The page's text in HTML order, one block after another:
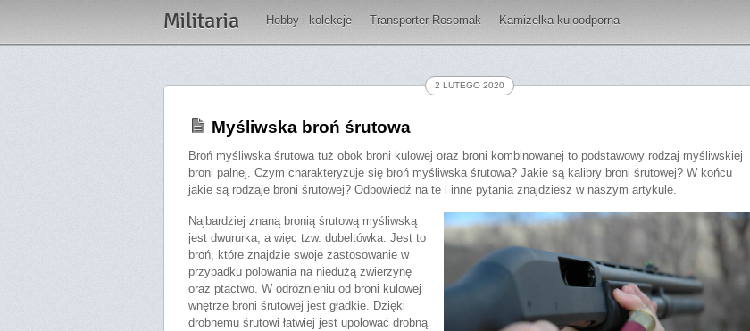
Militaria Hobby i kolekcje Transporter Rosomak Kamizelka kuloodporna
2 LUTEGO 2020
Myśliwska broń śrutowa
Broń myśliwska śrutowa tuż obok broni kulowej oraz broni kombinowanej to podstawowy rodzaj myśliwskiej
broni palnej. Czym charakteryzuje się broń myśliwska śrutowa? Jakie są kalibry broni śrutowej? W końcu
jakie są rodzaje broni śrutowej? Odpowiedź na te i inne pytania znajdziesz w naszym artykule.
Najbardziej znaną bronią śrutową myśliwską
jest dwururka, a więc tzw. dubeltówka. Jest to
broń, które znajdzie swoje zastosowanie w
przypadku polowania na niedużą zwierzynę
oraz ptactwo. W odróżnieniu od broni kulowej
wnętrze broni śrutowej jest gładkie. Dzięki
drobnemu śrutowi łatwiej jest upolować drobną